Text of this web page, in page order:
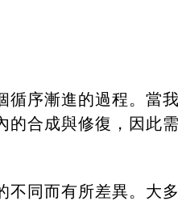
序漸進的過程。當
合成與修復，因此
同而有所差異。大